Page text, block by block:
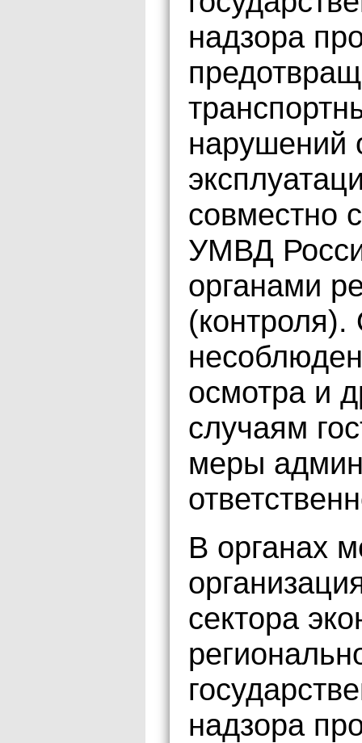
надзора
нарушений
совместно
УМВД
органами
осмотра и
случаям
меры
В органах
сектора
надзора